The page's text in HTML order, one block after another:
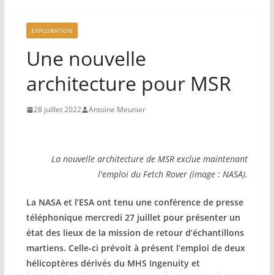
EXPLORATION
Une nouvelle
architecture pour MSR
28 juillet 2022 Antoine Meunier
La nouvelle architecture de MSR exclue maintenant
l'emploi du Fetch Rover (image : NASA).
La NASA et l’ESA ont tenu une conférence de presse
téléphonique mercredi 27 juillet pour présenter un
état des lieux de la mission de retour d’échantillons
martiens. Celle-ci prévoit à présent l’emploi de deux
hélicoptères dérivés du MHS Ingenuity et